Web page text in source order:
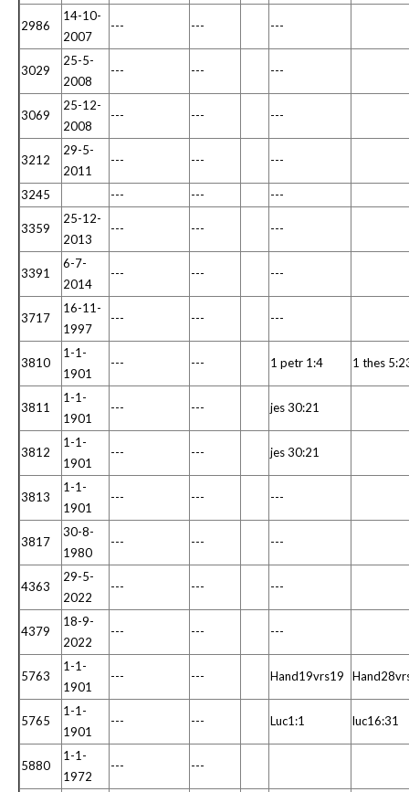
2986
14-10-
2007
--- --- ---
3029
25-5-
2008
--- --- ---
3069
25-12-
2008
--- --- ---
3212
29-5-
2011
--- --- ---
3245 --- --- ---
3359
25-12-
2013
--- --- ---
3391
6-7-
2014
--- --- ---
3717
16-11-
1997
--- --- ---
3810
1-1-
1901
--- --- 1 petr 1:4 1 thes
3811
1-1-
1901
--- --- jes 30:21
3812
1-1-
1901
--- --- jes 30:21
3813
1-1-
1901
--- --- ---
3817
30-8-
1980
--- --- ---
4363
29-5-
2022
--- --- ---
4379
18-9-
2022
--- --- ---
5763
1-1-
1901
--- --- Hand19vrs19
5765
1-1-
1901
--- --- Luc1:1 luc16:31
5880
1-1-
1972
--- ---